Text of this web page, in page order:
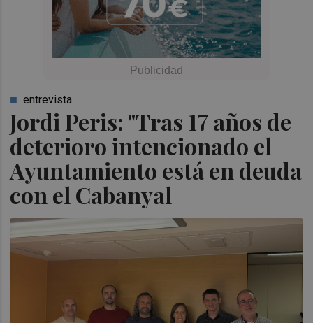
Jordi Peris: "Tras 17 años de
deterioro intencionado el
Ayuntamiento está en deuda
con el Cabanyal
entrevista